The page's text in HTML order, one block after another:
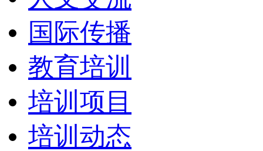
国际传播
教育培训
培训项目
培训动态